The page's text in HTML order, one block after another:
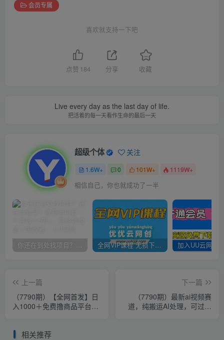
会员专属
喜欢就支持一下吧
点赞 184 分享 收藏
Live every day as the last day of life.
把活着的每一天看作生命的最后一天
超级个体 关注
1.6W+ 0 101W+ 1119W+
相信自己，你也就成功了一半
你还在到处找项目？还在当韭菜？我靠卖项目一个月收入5万+，曾经我也是个失败者。 全网VIP课程 无损下载~
上一篇
（7790期）【全网首发】日
入1000＋免费撸商品平台
下一篇
（7790期）最新ai视频赛
道，纯搬运AI处理，可过视
相关推荐